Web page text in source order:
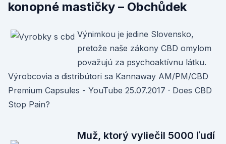
konopné mastičky – Obchůdek
Výnimkou je jedine Slovensko,
pretože naše zákony CBD omylom
považujú za psychoaktívnu látku.
Výrobcovia a distribútori sa Kannaway AM/PM/CBD
Premium Capsules - YouTube 25.07.2017 · Does CBD
Stop Pain?
Muž, ktorý vyliečil 5000 ľudí